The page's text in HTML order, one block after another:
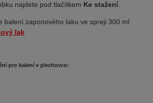
najdete pod tlačítkem Ke stažení.
balení zaponového laku ve spreji 300 ml
lak
pro balení v plechovce: